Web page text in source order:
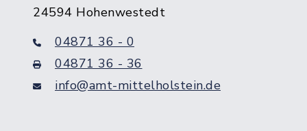
24594 Hohenwestedt
04871 36 - 0
04871 36 - 36
info@amt-mittelholstein.de